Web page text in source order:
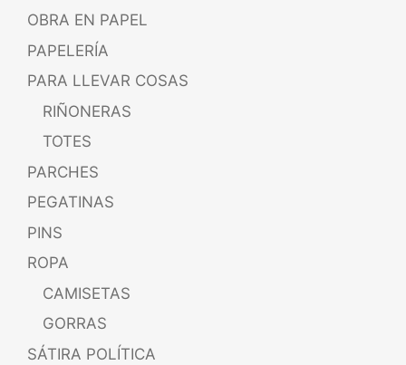
OBRA EN PAPEL
PAPELERÍA
PARA LLEVAR COSAS
RIÑONERAS
TOTES
PARCHES
PEGATINAS
PINS
ROPA
CAMISETAS
GORRAS
SÁTIRA POLÍTICA